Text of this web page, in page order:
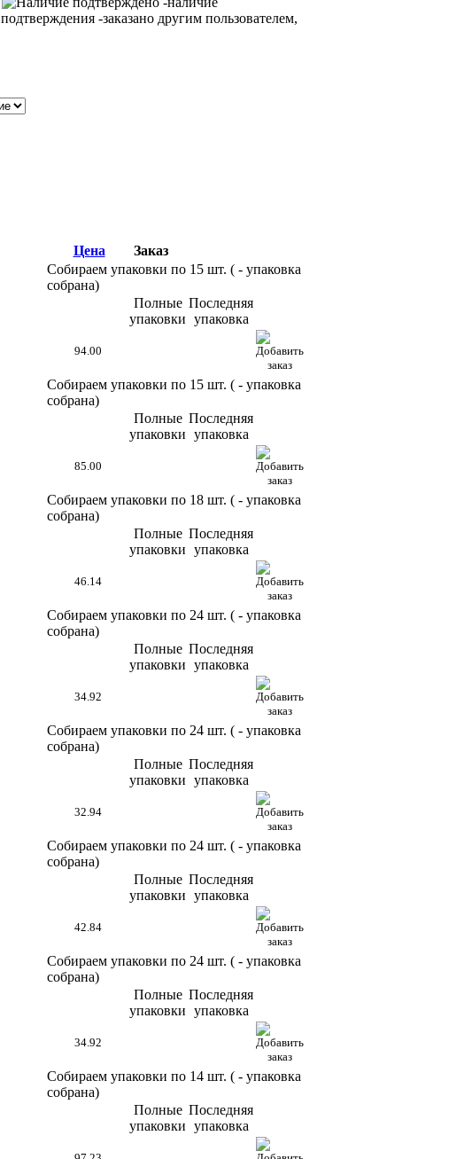
-заказано другим пользователем,
Цена Заказ
Собираем упаковки по 15 шт. ( - упаковка
собрана)
Полные
упаковки
Последняя
упаковка
94.00
Собираем упаковки по 15 шт. ( - упаковка
собрана)
Полные
упаковки
Последняя
упаковка
85.00
Собираем упаковки по 18 шт. ( - упаковка
собрана)
Полные
упаковки
Последняя
упаковка
46.14
Собираем упаковки по 24 шт. ( - упаковка
собрана)
Полные
упаковки
Последняя
упаковка
34.92
Собираем упаковки по 24 шт. ( - упаковка
собрана)
Полные
упаковки
Последняя
упаковка
32.94
Собираем упаковки по 24 шт. ( - упаковка
собрана)
Полные
упаковки
Последняя
упаковка
42.84
Собираем упаковки по 24 шт. ( - упаковка
собрана)
Полные
упаковки
Последняя
упаковка
34.92
Собираем упаковки по 14 шт. ( - упаковка
собрана)
Полные
упаковки
Последняя
упаковка